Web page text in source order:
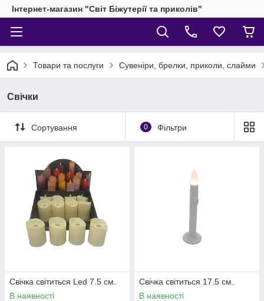
Інтернет-магазин "Світ Біжутерії та приколів"
Товари та послуги Сувеніри, брелки, приколи, слайми
Свічки
Сортування 0 Фільтри
Свічка світиться Led 7.5 см.
В наявності
Свічка світиться 17.5 см.
В наявності